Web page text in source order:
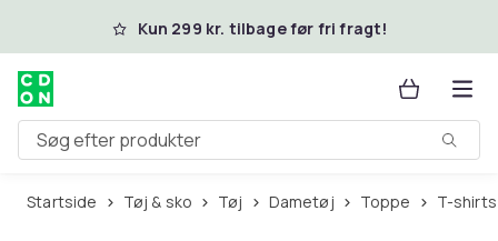
Spring til hovedindhold
Kun 299 kr. tilbage før fri fragt!
Søg efter produkter
Startside Tøj & sko Tøj Dametøj Toppe T-shirts